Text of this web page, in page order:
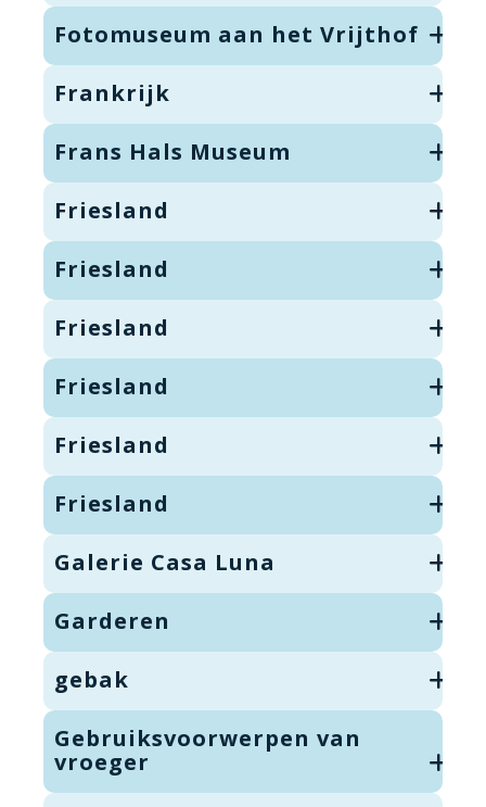
Fotomuseum aan het Vrijthof
Frankrijk
Frans Hals Museum
Friesland
Friesland
Friesland
Friesland
Friesland
Friesland
Galerie Casa Luna
Garderen
gebak
Gebruiksvoorwerpen van
vroeger